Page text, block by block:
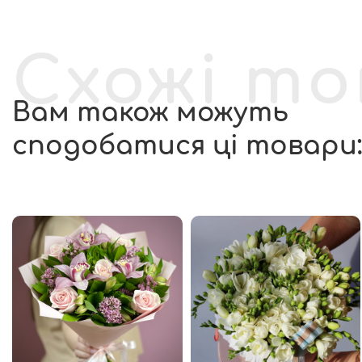
Схожі
Вам також можуть
сподобатися ці товари: